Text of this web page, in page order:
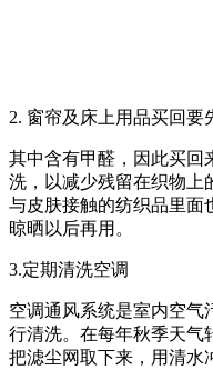
2. 窗帘及床上用品买回要
其中含有甲醛，因此买回
洗，以减少残留在织物上
与皮肤接触的纺织品里面
晾晒以后再用。
3.定期清洗空调
空调通风系统是室内空气
行清洗。在每年秋季天气
把滤尘网取下来，用清水